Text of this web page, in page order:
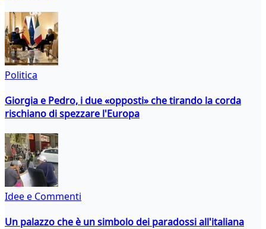
Politica
Giorgia e Pedro, i due «opposti» che tirando la corda
rischiano di spezzare l'Europa
Idee e Commenti
Un palazzo che è un simbolo dei paradossi all'italiana